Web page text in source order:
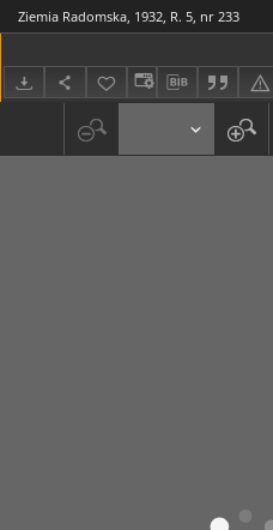
Ziemia Radomska, 1932, R. 5, nr 233